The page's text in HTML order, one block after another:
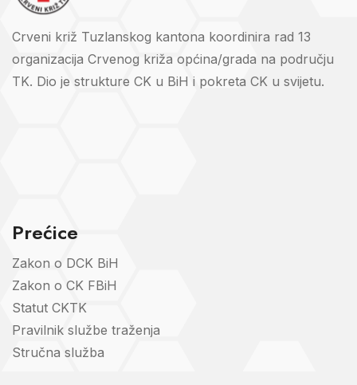
Crveni križ Tuzlanskog kantona koordinira rad 13
organizacija Crvenog križa općina/grada na području
TK. Dio je strukture CK u BiH i pokreta CK u svijetu.
Prećice
Zakon o DCK BiH
Zakon o CK FBiH
Statut CKTK
Pravilnik službe traženja
Stručna služba